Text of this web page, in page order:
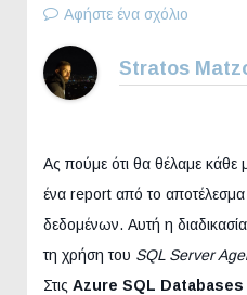
Αφήστε ένα σχόλιο
Stratos
Ας πούμε ότι θα θέλαμε κάθε
ένα report από το
δεδομένων. Αυτή η
τη χρήση του SQL Server
Στις Azure SQL Databases